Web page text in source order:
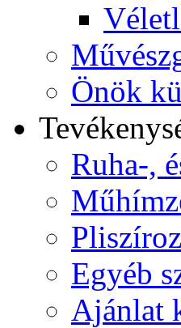
Önök
Ruha-,
Egyéb
Ajánlat